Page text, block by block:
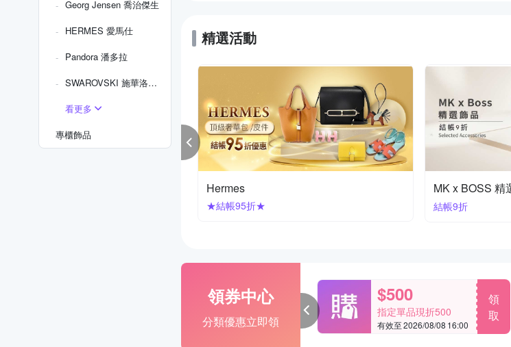
Georg Jensen 喬治傑生
HERMES 愛馬仕
Pandora 潘多拉
SWAROVSKI 施華洛世奇
看更多
專櫃飾品
精選活動
SWAROVSKI
結帳95折
品牌絕對經典。
送禮首選
領券中心
分類優惠立即領
$500
指定單品現折500
有效至 2026/08/08 16:00
領
取